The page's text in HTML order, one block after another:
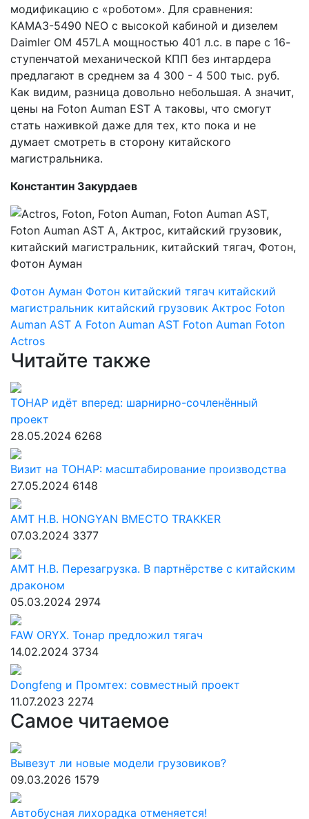
модификацию с «роботом». Для сравнения:
КАМАЗ-5490 NEO с высокой кабиной и дизелем
Daimler OM 457LA мощностью 401 л.с. в паре с 16-
ступенчатой механической КПП без интардера
предлагают в среднем за 4 300 - 4 500 тыс. руб.
Как видим, разница довольно небольшая. А значит,
цены на Foton Auman EST A таковы, что смогут
стать наживкой даже для тех, кто пока и не
думает смотреть в сторону китайского
магистральника.
Константин Закурдаев
Фотон Ауман Фотон китайский тягач китайский
магистральник китайский грузовик Актрос Foton
Auman AST A Foton Auman AST Foton Auman Foton
Actros
Читайте также
ТОНАР идёт вперед: шарнирно-сочленённый
проект
28.05.2024 6268
Визит на ТОНАР: масштабирование производства
27.05.2024 6148
АМТ Н.В. HONGYAN ВМЕСТО TRAKKER
07.03.2024 3377
АМТ Н.В. Перезагрузка. В партнёрстве с китайским
драконом
05.03.2024 2974
FAW ORYX. Тонар предложил тягач
14.02.2024 3734
Dongfeng и Промтех: совместный проект
11.07.2023 2274
Самое читаемое
Вывезут ли новые модели грузовиков?
09.03.2026 1579
Автобусная лихорадка отменяется!